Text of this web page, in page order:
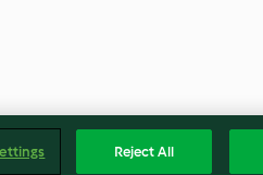
Reject All